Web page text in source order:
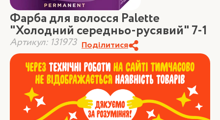
Фарба для волосся Palette
"Холодний середньо-русявий" 7-1
Артикул: 131973 Поділитися